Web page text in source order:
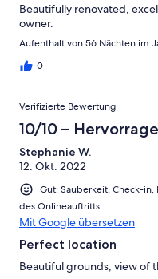
Beautifully renovated,
owner.
Aufenthalt von 56 Nächten im
0
Verifizierte Bewertung
10/10 –
Stephanie W.
12. Okt. 2022
Gut: Sauberkeit, Check-
des Onlineauftritts
Mit Google übersetzen
Perfect location
Beautiful grounds, view of